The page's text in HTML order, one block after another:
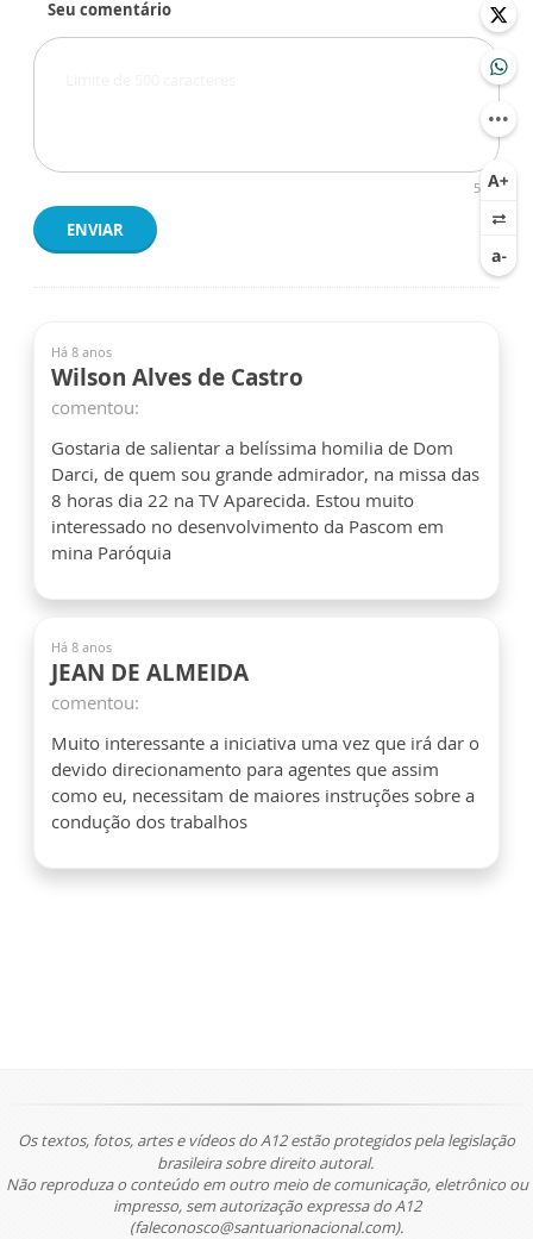
Seu comentário
500
ENVIAR
Há 8 anos
Wilson Alves de Castro
comentou:
Gostaria de salientar a belíssima homilia de Dom
Darci, de quem sou grande admirador, na missa das
8 horas dia 22 na TV Aparecida. Estou muito
interessado no desenvolvimento da Pascom em
mina Paróquia
Há 8 anos
JEAN DE ALMEIDA
comentou:
Muito interessante a iniciativa uma vez que irá dar o
devido direcionamento para agentes que assim
como eu, necessitam de maiores instruções sobre a
condução dos trabalhos
Os textos, fotos, artes e vídeos do A12 estão protegidos pela legislação
brasileira sobre direito autoral.
Não reproduza o conteúdo em outro meio de comunicação, eletrônico ou
impresso, sem autorização expressa do A12
(faleconosco@santuarionacional.com).